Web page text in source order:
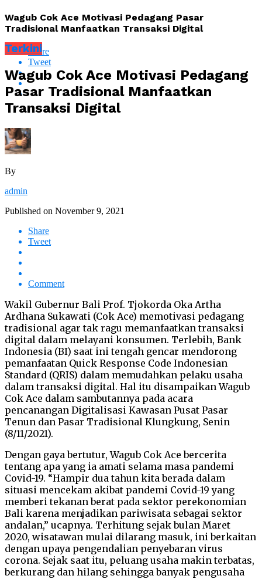
Wagub Cok Ace Motivasi Pedagang Pasar
Tradisional Manfaatkan Transaksi Digital
Share
Tweet
Terkini
Wagub Cok Ace Motivasi Pedagang
Pasar Tradisional Manfaatkan
Transaksi Digital
By
admin
Published on November 9, 2021
Share
Tweet
Comment
Wakil Gubernur Bali Prof. Tjokorda Oka Artha
Ardhana Sukawati (Cok Ace) memotivasi pedagang
tradisional agar tak ragu memanfaatkan transaksi
digital dalam melayani konsumen. Terlebih, Bank
Indonesia (BI) saat ini tengah gencar mendorong
pemanfaatan Quick Response Code Indonesian
Standard (QRIS) dalam memudahkan pelaku usaha
dalam transaksi digital. Hal itu disampaikan Wagub
Cok Ace dalam sambutannya pada acara
pencanangan Digitalisasi Kawasan Pusat Pasar
Tenun dan Pasar Tradisional Klungkung, Senin
(8/11/2021).
Dengan gaya bertutur, Wagub Cok Ace bercerita
tentang apa yang ia amati selama masa pandemi
Covid-19. “Hampir dua tahun kita berada dalam
situasi mencekam akibat pandemi Covid-19 yang
memberi tekanan berat pada sektor perekonomian
Bali karena menjadikan pariwisata sebagai sektor
andalan,” ucapnya. Terhitung sejak bulan Maret
2020, wisatawan mulai dilarang masuk, ini berkaitan
dengan upaya pengendalian penyebaran virus
corona. Sejak saat itu, peluang usaha makin terbatas,
berkurang dan hilang sehingga banyak pengusaha